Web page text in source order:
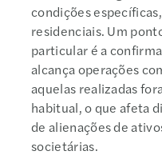
condições
residenciais. Um
particular é a
alcança operações
aquelas realizadas
habitual, o que afeta
de alienações de
societárias.